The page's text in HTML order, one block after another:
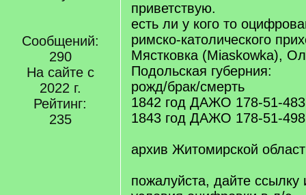
Сообщений:
290
На сайте с
2022 г.
Рейтинг:
235
приветствую.
есть ли у кого то
римско-католического
Мястковка (Miaskowka),
Подольская губерния:
рожд/брак/смерть
1842 год ДАЖО 178-51-483
1843 год ДАЖО 178-51-498
архив Житомирской
пожалуйста, дайте ссылку